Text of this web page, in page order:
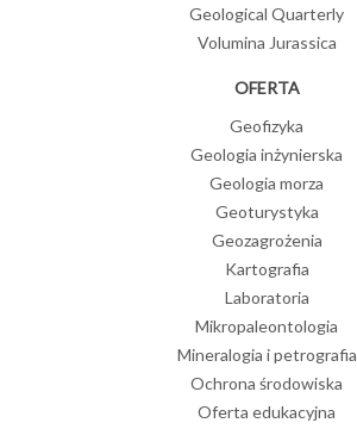
Geological Quarterly
Volumina Jurassica
OFERTA
Geofizyka
Geologia inżynierska
Geologia morza
Geoturystyka
Geozagrożenia
Kartografia
Laboratoria
Mikropaleontologia
Mineralogia i petrografia
Ochrona środowiska
Oferta edukacyjna